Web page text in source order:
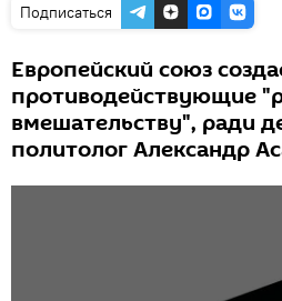
Подписаться
Европейский союз
противодействующие
вмешательству", ради
политолог Александр